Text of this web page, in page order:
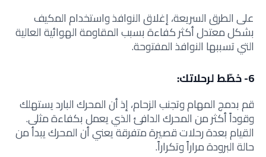
على الطرق السريعة، إغلاق النوافذ واستخدام المكيف
بشكل معتدل أكثر كفاءة بسبب المقاومة الهوائية العالية
التي تسببها النوافذ المفتوحة.
6- خطّط لرحلاتك:
قم بدمج المهام وتجنب الزحام، إذ أنالمحرك البارد يستهلك
وقوداً أكثر من المحرك الدافئ الذي يعمل بكفاءة مثلى.
القيام بعدة رحلات قصيرة متفرقة يعني أن المحرك يبدأ من
حالة البرودة مراراً وتكراراً.